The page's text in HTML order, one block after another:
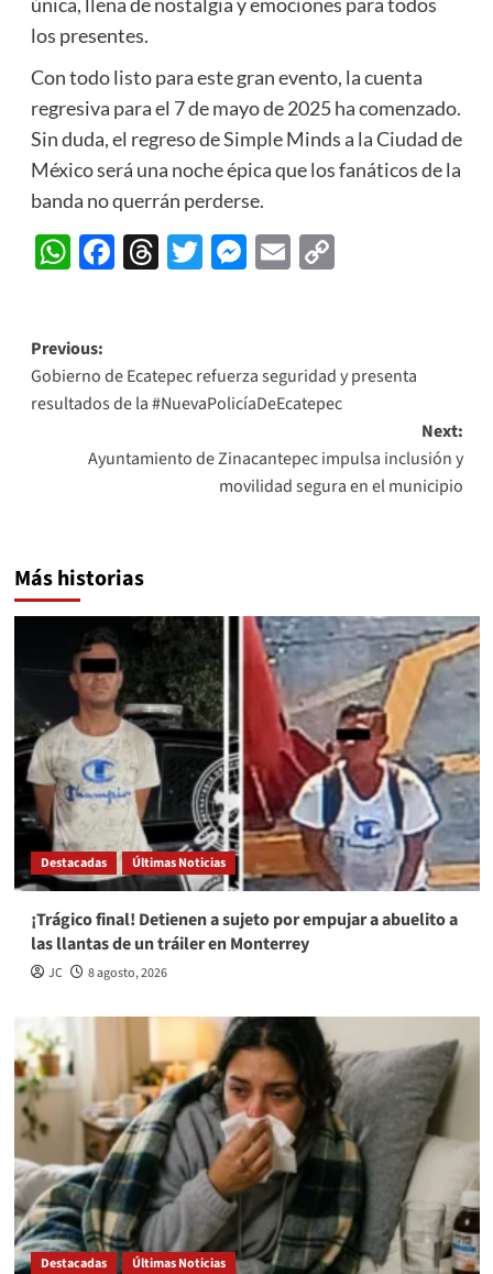
única, llena de nostalgia y emociones para todos
los presentes.
Con todo listo para este gran evento, la cuenta
regresiva para el 7 de mayo de 2025 ha comenzado.
Sin duda, el regreso de Simple Minds a la Ciudad de
México será una noche épica que los fanáticos de la
banda no querrán perderse.
WhatsApp
Facebook
Threads
Twitter
Messenger
EmailCopy
Post
navigation
Previous:
Gobierno de Ecatepec refuerza seguridad y presenta
resultados de la #NuevaPolicíaDeEcatepec
Next:
Ayuntamiento de Zinacantepec impulsa inclusión y
movilidad segura en el municipio
Más historias
Destacadas Últimas Noticias
¡Trágico final! Detienen a sujeto por empujar a abuelito a
las llantas de un tráiler en Monterrey
JC 8 agosto, 2026
Destacadas Últimas Noticias